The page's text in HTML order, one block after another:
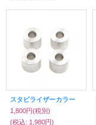
スタビライザーカラー
1,800円(税別)
(税込: 1,980円)